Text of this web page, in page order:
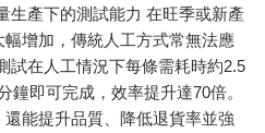
生產下的測試能力 在旺季或新產
增加，傳統人工方式常無法應
試在人工情況下每條需耗時約2.5
鐘即可完成，效率提升達70倍。
能提升品質、降低退貨率並強